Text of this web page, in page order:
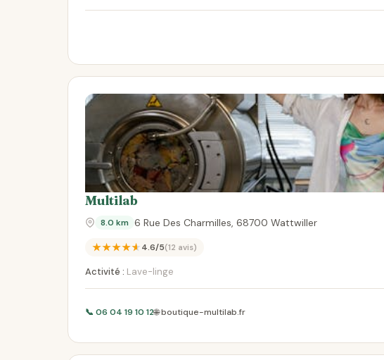
Multilab
8.0 km 6 Rue Des Charmilles, 68700 Wattwiller
★★★★★4.6/5(12 avis)
Activité : Lave-linge
📞 06 04 19 10 12🌐 boutique-multilab.fr